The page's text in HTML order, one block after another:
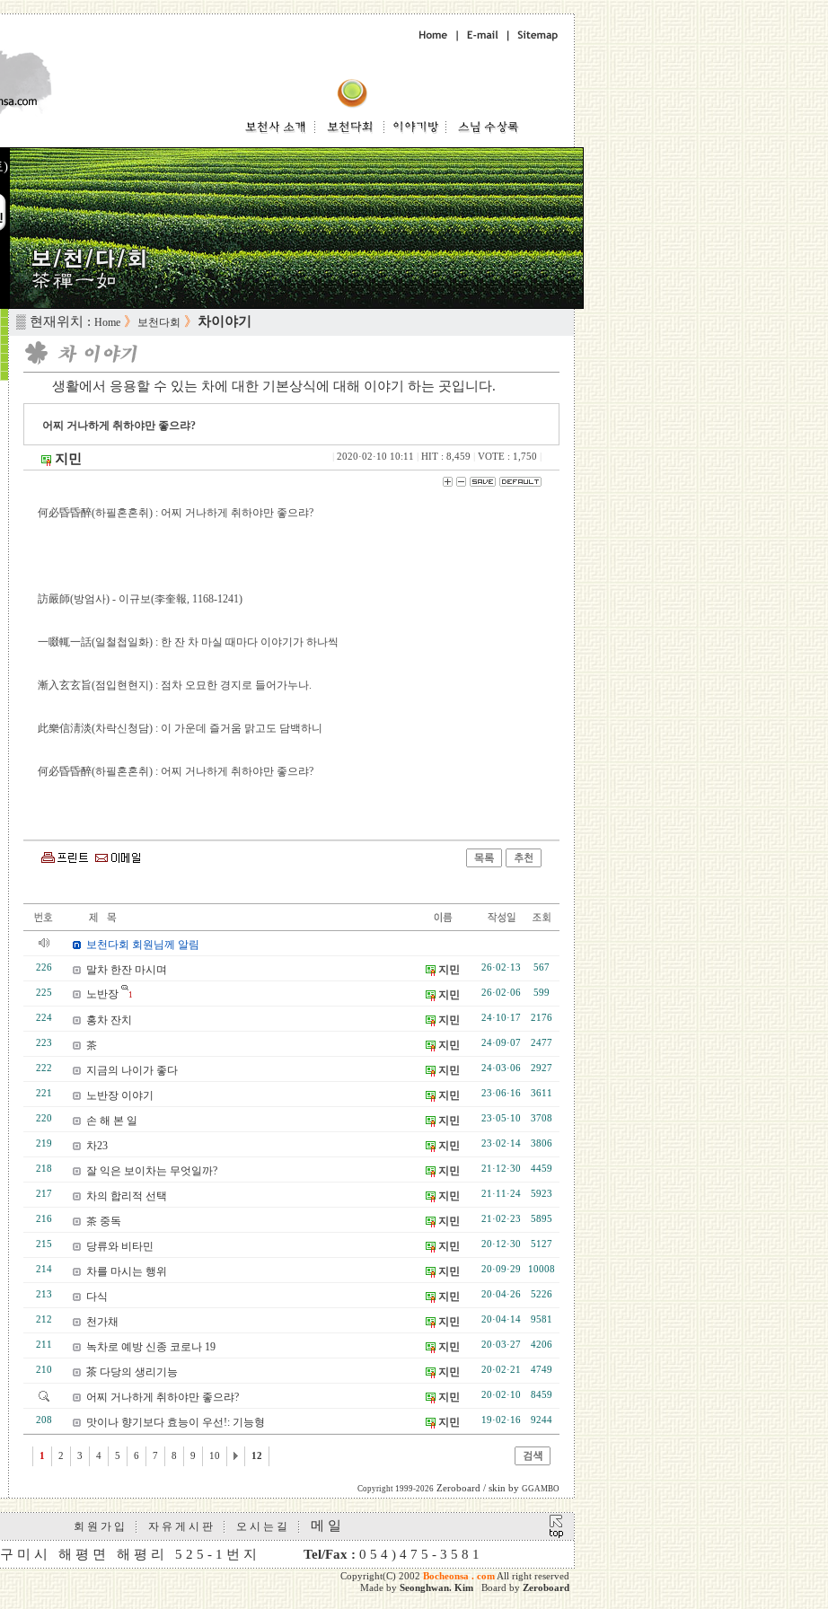
)
▒ 현재위치 : Home 》 보천다회 》 차이야기
생활에서 응용할 수 있는 차에 대한 기본상식에 대해 이야기 하는 곳입니다.
어찌 거나하게 취하야만 좋으랴?
지민 2020·02·10 10:11 HIT : 8,459 VOTE : 1,750
何必昏昏醉(하필혼혼취) : 어찌 거나하게 취하야만 좋으랴?
訪嚴師(방엄사) - 이규보(李奎報, 1168-1241)
一啜輒一話(일철첩일화) : 한 잔 차 마실 때마다 이야기가 하나씩
漸入玄玄旨(점입현현지) : 점차 오묘한 경지로 들어가누나.
此樂信淸淡(차락신청담) : 이 가운데 즐거움 맑고도 담백하니
何必昏昏醉(하필혼혼취) : 어찌 거나하게 취하야만 좋으랴?
보천다회 회원님께 알림
226 말차 한잔 마시며 지민 26·02·13 567
225 노반장 1 지민 26·02·06 599
224 홍차 잔치 지민 24·10·17 2176
223 茶 지민 24·09·07 2477
222 지금의 나이가 좋다 지민 24·03·06 2927
221 노반장 이야기 지민 23·06·16 3611
220 손 해 본 일 지민 23·05·10 3708
219 차23 지민 23·02·14 3806
218 잘 익은 보이차는 무엇일까? 지민 21·12·30 4459
217 차의 합리적 선택 지민 21·11·24 5923
216 茶 중독 지민 21·02·23 5895
215 당류와 비타민 지민 20·12·30 5127
214 차를 마시는 행위 지민 20·09·29 10008
213 다식 지민 20·04·26 5226
212 천가채 지민 20·04·14 9581
211 녹차로 예방 신종 코로나 19 지민 20·03·27 4206
210 茶 다당의 생리기능 지민 20·02·21 4749
어찌 거나하게 취하야만 좋으랴? 지민 20·02·10 8459
208 맛이나 향기보다 효능이 우선!: 기능형 지민 19·02·16 9244
1 2 3 4 5 6 7 8 9 10 12
Copyright 1999-2026 Zeroboard / skin by GGAMBO
회 원 가 입 자 유 게 시 판 오 시 는 길
메 일
미 시 해 평 면 해 평 리 5 2 5 - 1 번 지 Tel/Fax : 0 5 4 ) 4 7 5 - 3 5 8 1
Copyright(C) 2002 Bocheonsa . com All right reserved
Made by Seonghwan. Kim Board by Zeroboard